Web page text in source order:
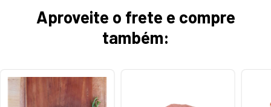
Aproveite o frete e compre
também: